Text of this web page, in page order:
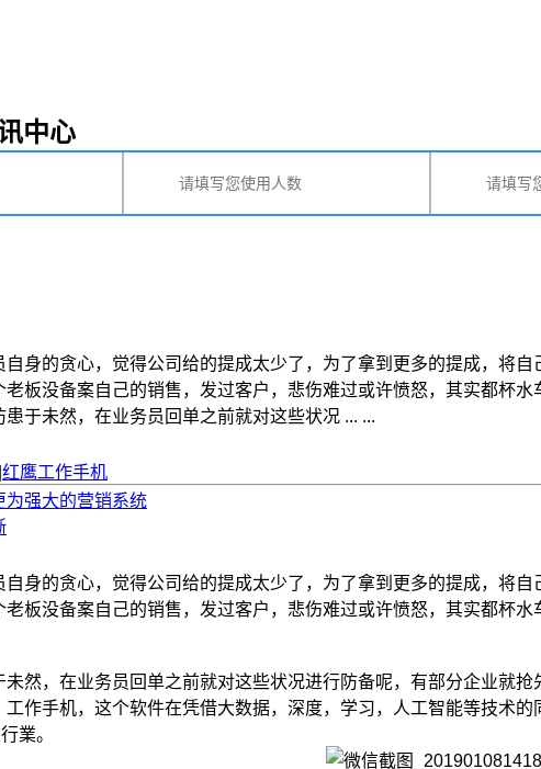
中心
身的贪心，觉得公司给的提成太少了，为了拿到更多的提成，将
板没备案自己的销售，发过客户，悲伤难过或许愤怒，其实都杯
于未然，在业务员回单之前就对这些状况 ... ...
红鹰工作手机
为强大的营销系统
身的贪心，觉得公司给的提成太少了，为了拿到更多的提成，将
板没备案自己的销售，发过客户，悲伤难过或许愤怒，其实都杯
然，在业务员回单之前就对这些状况进行防备呢，有部分企业就抢
作手机，这个软件在凭借大数据，深度，学习，人工智能等技术
業。